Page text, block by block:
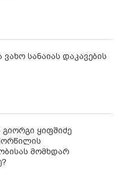
სანაიას დაკავების
გიორგი ყიფშიძე
მომხდარ